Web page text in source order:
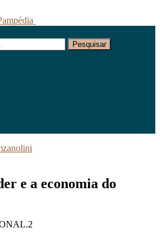
e a economia do